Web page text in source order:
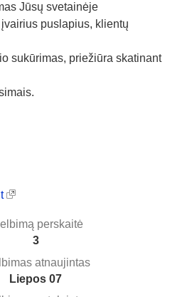
Jūsų svetainėje
puslapius, klientų
sukūrimas, priežiūra skatinant
perskaitė
3
atnaujintas
Liepos 07